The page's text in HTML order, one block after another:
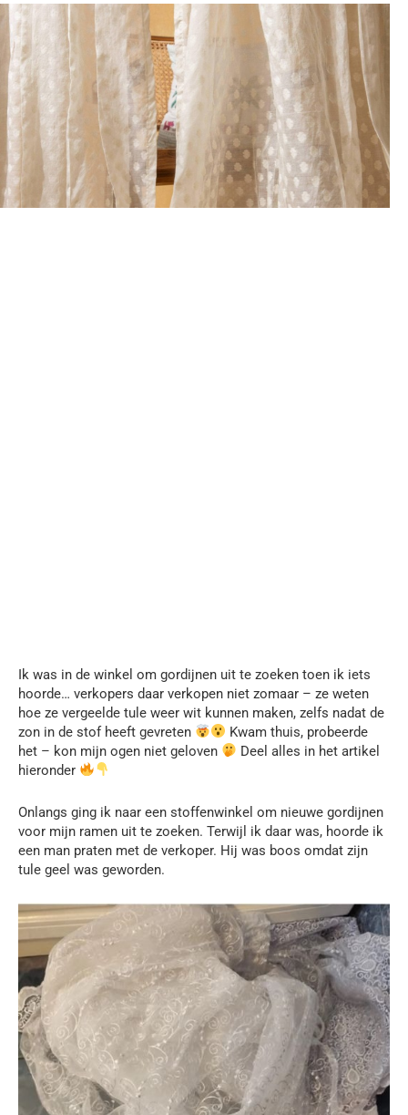
Ik was in de winkel om gordijnen uit te zoeken toen ik iets
hoorde… verkopers daar verkopen niet zomaar – ze weten
hoe ze vergeelde tule weer wit kunnen maken, zelfs nadat de
zon in de stof heeft gevreten
Kwam thuis, probeerde
het – kon mijn ogen niet geloven
Deel alles in het artikel
hieronder
Onlangs ging ik naar een stoffenwinkel om nieuwe gordijnen
voor mijn ramen uit te zoeken. Terwijl ik daar was, hoorde ik
een man praten met de verkoper. Hij was boos omdat zijn
tule geel was geworden.